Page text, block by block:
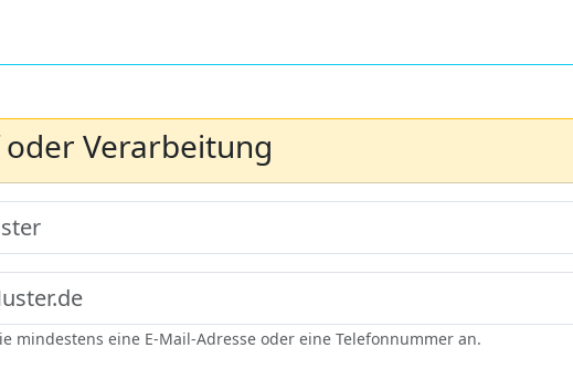
Verarbeitung
mindestens eine E-Mail-Adresse oder eine Telefonnummer an.